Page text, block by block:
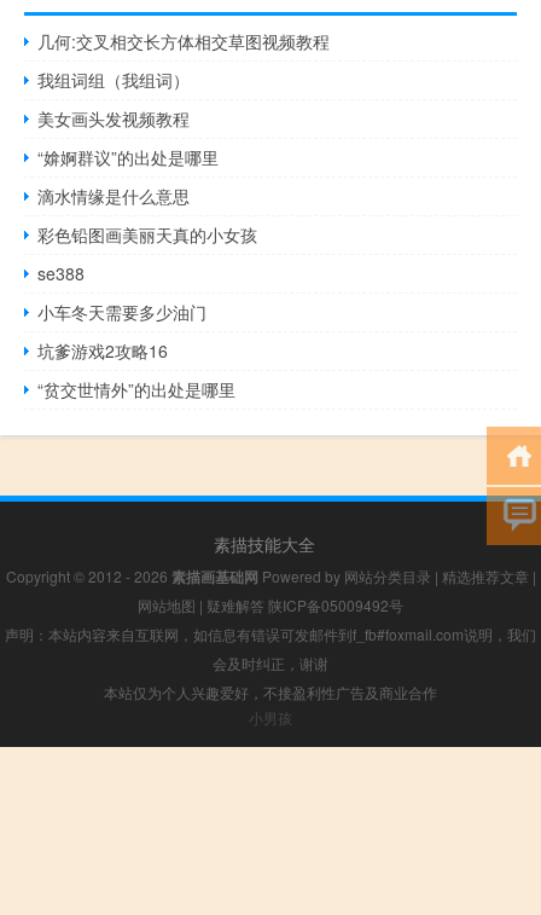
几何:交叉相交长方体相交草图视频教程
我组词组（我组词）
美女画头发视频教程
“媕婀群议”的出处是哪里
滴水情缘是什么意思
彩色铅图画美丽天真的小女孩
se388
小车冬天需要多少油门
坑爹游戏2攻略16
“贫交世情外”的出处是哪里
素描技能大全
Copyright © 2012 - 2026 素描画基础网 Powered by 网站分类目录 | 精选推荐文章 |
网站地图 | 疑难解答 陕ICP备05009492号
声明：本站内容来自互联网，如信息有错误可发邮件到f_fb#foxmail.com说明，我们
会及时纠正，谢谢
本站仅为个人兴趣爱好，不接盈利性广告及商业合作
小男孩